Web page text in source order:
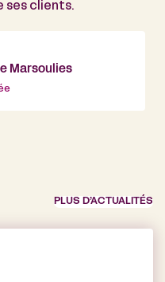
ses clients.
Marsoulies
PLUS D’ACTUALITÉS